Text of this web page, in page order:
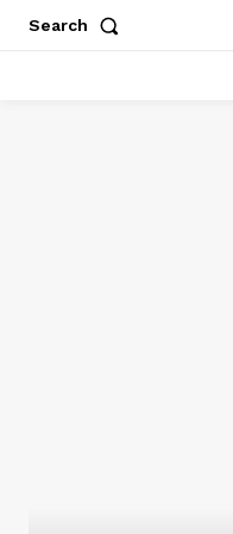
Search